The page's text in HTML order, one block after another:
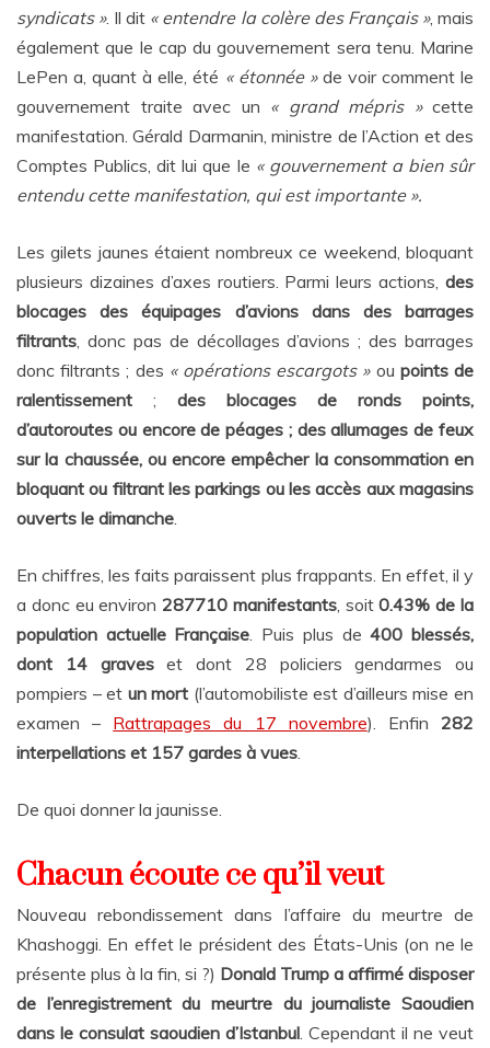
syndicats ». Il dit « entendre la colère des Français », mais
également que le cap du gouvernement sera tenu. Marine
LePen a, quant à elle, été « étonnée »de voir comment le
gouvernement traite avec un « grand mépris »cette
manifestation. Gérald Darmanin, ministre de l’Action et des
Comptes Publics, dit lui que le « gouvernement a bien sûr
entendu cette manifestation, qui est importante ».
Les gilets jaunes étaient nombreux ce weekend, bloquant
plusieurs dizaines d’axes routiers. Parmi leurs actions, des
blocages des équipages d’avions dans des barrages
filtrants, donc pas de décollages d’avions ; des barrages
donc filtrants ; des « opérations escargots »ou points de
ralentissement ; des blocages de ronds points,
d’autoroutes ou encore de péages ; des allumages de feux
sur la chaussée, ou encore empêcher la consommation en
bloquant ou filtrant les parkings ou les accès aux magasins
ouverts le dimanche.
En chiffres, les faits paraissent plus frappants. En effet, il y
a donc eu environ 287710 manifestants, soit0.43% de la
population actuelle Française. Puis plus de400 blessés,
dont 14 graveset dont 28 policiers gendarmes ou
pompiers – et un mort (l’automobiliste est d’ailleurs mise en
examen – Rattrapages du 17 novembre). Enfin 282
interpellations et 157 gardes à vues.
De quoi donner la jaunisse.
Chacun écoute ce qu’il veut
Nouveau rebondissement dans l’affaire du meurtre de
Khashoggi. En effet le président des États-Unis (on ne le
présente plus à la fin, si ?) Donald Trump a affirmé disposer
de l’enregistrement du meurtre du journaliste Saoudien
dans le consulat saoudien d’Istanbul. Cependant il ne veut